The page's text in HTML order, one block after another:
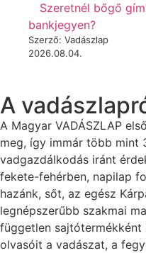
Szeretnél bőgő
bankjegyen?
Szerző: Vadászlap
2026.08.04.
A
A Magyar VADÁSZLAP
meg, így immár több mint
vadgazdálkodás iránt
fekete-fehérben, napilap
hazánk, sőt, az egész
legnépszerűbb szakmai
független sajtótermékként
olvasóit a vadászat, a